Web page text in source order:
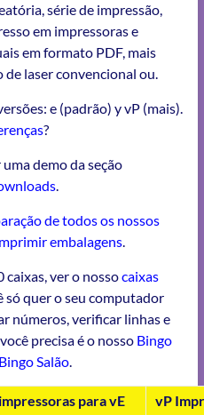
série de impressão,
em impressoras e
em formato PDF, mais
de laser convencional ou.
e (padrão) y vP (mais).
?
demo da seção
.
de todos os nossos
embalagens.
caixas, ver o nossocaixas
só quer o seu computador
números, verificar linhas e
precisa é o nosso Bingo
Bingo Salão.
para vE vP